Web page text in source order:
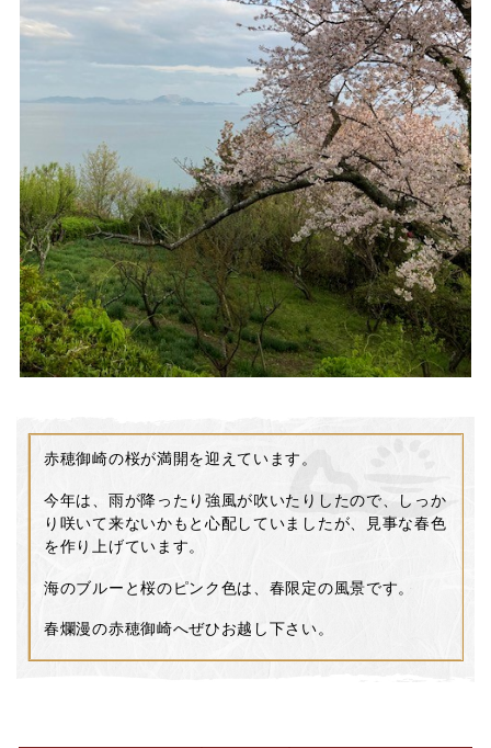
赤穂御崎の桜が満開を迎えています。
今年は、雨が降ったり強風が吹いたりしたので、しっか
り咲いて来ないかもと心配していましたが、見事な春色
を作り上げています。
海のブルーと桜のピンク色は、春限定の風景です。
春爛漫の赤穂御崎へぜひお越し下さい。